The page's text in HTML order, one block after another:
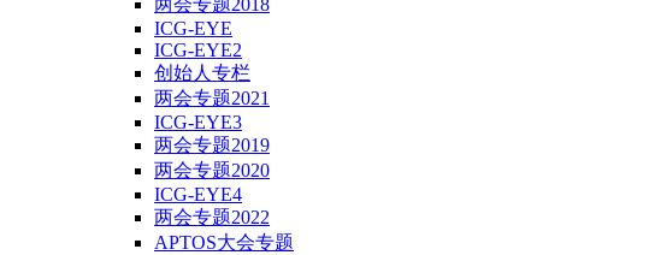
两会专题2018
ICG-EYE
ICG-EYE2
创始人专栏
两会专题2021
ICG-EYE3
两会专题2019
两会专题2020
ICG-EYE4
两会专题2022
APTOS大会专题